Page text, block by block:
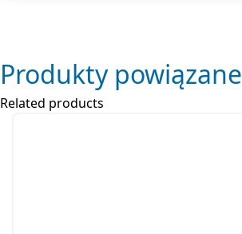
Produkty powiązane
Related products